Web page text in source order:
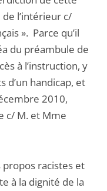
l’intérieur c/
». Parce qu’il
du préambule de
à l’instruction, y
d’un handicap, et
2010,
c/ M. et Mme
propos racistes et
à la dignité de la